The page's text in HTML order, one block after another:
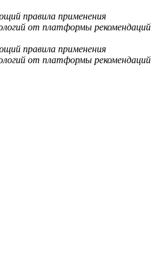
правила применения
от платформы рекомендаций
правила применения
от платформы рекомендаций